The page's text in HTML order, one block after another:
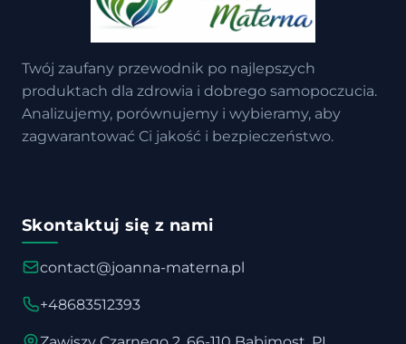
Twój zaufany przewodnik po najlepszych
produktach dla zdrowia i dobrego samopoczucia.
Analizujemy, porównujemy i wybieramy, aby
zagwarantować Ci jakość i bezpieczeństwo.
Skontaktuj się z nami
contact@joanna-materna.pl
+48683512393